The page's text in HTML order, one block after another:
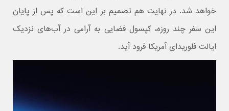
خواهد شد. در نهایت هم تصمیم بر این است که پس از پایان
این سفر چند روزه، کپسول فضایی به آرامی در آب‌های نزدیک
ایالت فلوریدای آمریکا فرود آید.